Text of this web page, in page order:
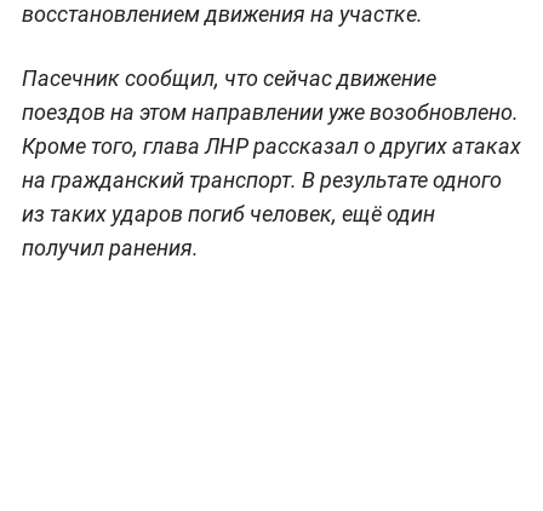
восстановлением движения на участке.
Пасечник сообщил, что сейчас движение
поездов на этом направлении уже возобновлено.
Кроме того, глава ЛНР рассказал о других атаках
на гражданский транспорт. В результате одного
из таких ударов погиб человек, ещё один
получил ранения.